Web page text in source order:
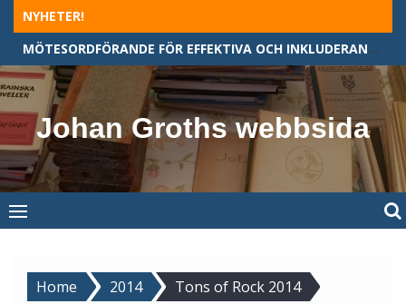
Skip
content
NYHETER!
MÖTESORDFÖRANDE FÖR EFFEKTIVA OCH INKLUDERANDE MÖTEN
Johan Groths webbsida
Home 2014 Tons of Rock 2014